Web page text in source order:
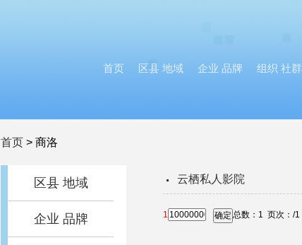
首页 区县 地域 企业 品牌 组织 社群
首页 > 商洛
区县 地域
企业 品牌
云栖私人影院
总数： 1 页次：
1 /1
确定